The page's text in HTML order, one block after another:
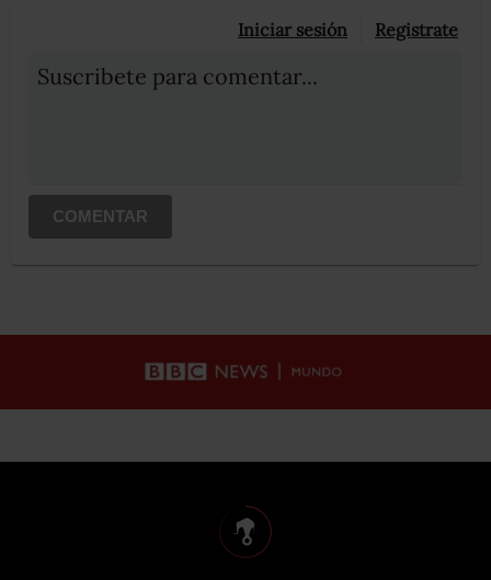
Iniciar sesión Registrate
Suscribete para comentar...
COMENTAR